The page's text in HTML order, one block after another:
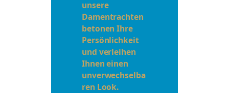
unsere
Damentrachten
betonen Ihre
Persönlichkeit
und verleihen
Ihnen einen
unverwechselba
ren Look.